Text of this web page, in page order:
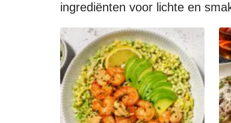
ingrediënten voor lichte en